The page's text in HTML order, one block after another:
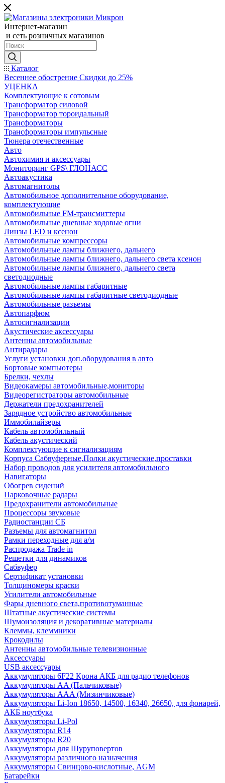
Интернет-магазин
и сеть розничных магазинов
Каталог
Весеннее обострение Скидки до 25%
УЦЕНКА
Комплектующие к сотовым
Трансформатор силовой
Трансформатор тороидальный
Трансформаторы
Трансформаторы импульсные
Тюнера отечественные
Авто
Автохимия и аксессуары
Мониторинг GPS\ ГЛОНАСС
Автоакустика
Автомагнитолы
Автомобильное дополнительное оборудование,
комплектующие
Автомобильные FM-трансмиттеры
Автомобильные дневные ходовые огни
Линзы LED и ксенон
Автомобильные компрессоры
Автомобильные лампы ближнего, дальнего
Автомобильные лампы ближнего, дальнего света ксенон
Автомобильные лампы ближнего, дальнего света
светодиодные
Автомобильные лампы габаритные
Автомобильные лампы габаритные светодиодные
Автомобильные разъемы
Автопарфюм
Автосигнализации
Акустические аксессуары
Антенны автомобильные
Антирадары
Услуги установки доп.оборудования в авто
Бортовые компьютеры
Брелки, чехлы
Видеокамеры автомобильные,мониторы
Видеорегистраторы автомобильные
Держатели предохранителей
Зарядное устройство автомобильные
Иммобилайзеры
Кабель автомобильный
Кабель акустический
Комплектующие к сигнализациям
Корпуса Сабвуферные,Полки акустические,проставки
Набор проводов для усилителя автомобильного
Навигаторы
Обогрев сидений
Парковочные радары
Предохранители автомобильные
Процессоры звуковые
Радиостанции СБ
Разъемы для автомагнитол
Рамки переходные для а/м
Распродажа Trade in
Решетки для динамиков
Сабвуфер
Сертификат установки
Толщиномеры краски
Усилители автомобильные
Фары дневного света,противотуманные
Штатные акустические системы
Шумоизоляция и декоративные материалы
Клеммы, клеммники
Крокодилы
Антенны автомобильные телевизионные
Аксессуары
USB аксессуары
Аккумуляторы 6F22 Крона АКБ для радио телефонов
Аккумуляторы AA (Пальчиковые)
Аккумуляторы AAA (Мизинчиковые)
Аккумуляторы Li-Ion 18650, 14500, 16340, 26650, для фонарей,
АКБ ноутбука
Аккумуляторы Li-Pol
Аккумуляторы R14
Аккумуляторы R20
Аккумуляторы для Шуруповертов
Аккумуляторы различного назначения
Аккумуляторы Свинцово-кислотные, AGM
Батарейки